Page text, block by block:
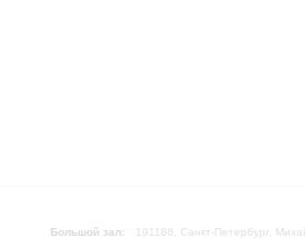
Большой зал:
191186, Санкт-Петербург,